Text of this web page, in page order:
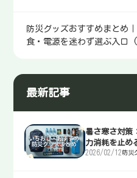
防災グッズおすすめまとめ
食・電源を迷わず選ぶ入口
最新記事
暑さ寒さ対策
力消耗を止め
2026/02/12 防災